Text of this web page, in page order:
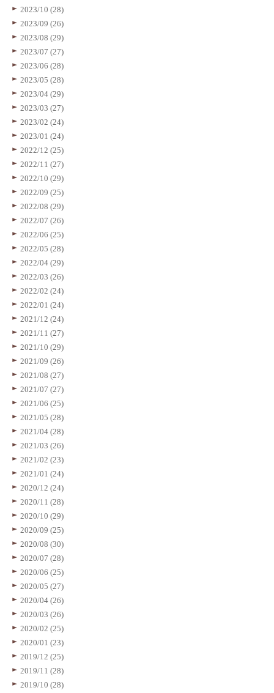
2023/10 (28)
2023/09 (26)
2023/08 (29)
2023/07 (27)
2023/06 (28)
2023/05 (28)
2023/04 (29)
2023/03 (27)
2023/02 (24)
2023/01 (24)
2022/12 (25)
2022/11 (27)
2022/10 (29)
2022/09 (25)
2022/08 (29)
2022/07 (26)
2022/06 (25)
2022/05 (28)
2022/04 (29)
2022/03 (26)
2022/02 (24)
2022/01 (24)
2021/12 (24)
2021/11 (27)
2021/10 (29)
2021/09 (26)
2021/08 (27)
2021/07 (27)
2021/06 (25)
2021/05 (28)
2021/04 (28)
2021/03 (26)
2021/02 (23)
2021/01 (24)
2020/12 (24)
2020/11 (28)
2020/10 (29)
2020/09 (25)
2020/08 (30)
2020/07 (28)
2020/06 (25)
2020/05 (27)
2020/04 (26)
2020/03 (26)
2020/02 (25)
2020/01 (23)
2019/12 (25)
2019/11 (28)
2019/10 (28)